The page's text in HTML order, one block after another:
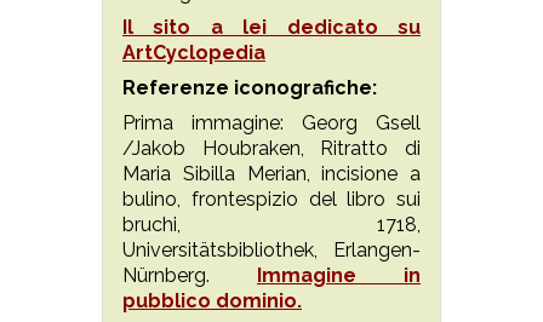
Il sito a lei dedicato su
ArtCyclopedia
Referenze iconografiche:
Prima immagine: Georg Gsell
/Jakob Houbraken, Ritratto di
Maria Sibilla Merian, incisione a
bulino, frontespizio del libro sui
bruchi, 1718,
Universitätsbibliothek, Erlangen-
Nürnberg. Immagine in
pubblico dominio.